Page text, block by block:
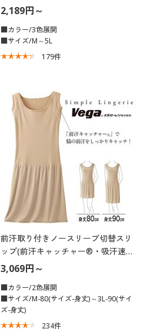
め)
2,189円～
■カラー/3色展開
■サイズ/M～5L
179件
前汗取り付きノースリーブ切替スリ
ップ(前汗キャッチャー®・吸汗速
乾)
3,069円～
■カラー/2色展開
■サイズ/M-80(サイズ-身丈)～3L-90(サイ
ズ-身丈)
234件